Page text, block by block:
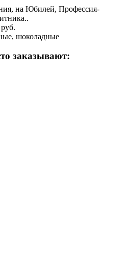
на Юбилей, Профессия-
шоколадные
заказывают: